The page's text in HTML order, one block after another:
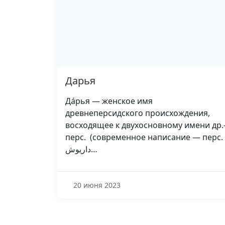
Дарья
Да́рья — женское имя
древнеперсидского происхождения,
восходящее к двухосновному имени
перс. (современное написание — перс.
داریوش…
20 июня 2023